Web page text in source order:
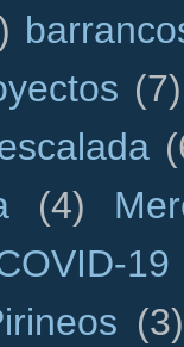
(7)
(4)
19
(3)